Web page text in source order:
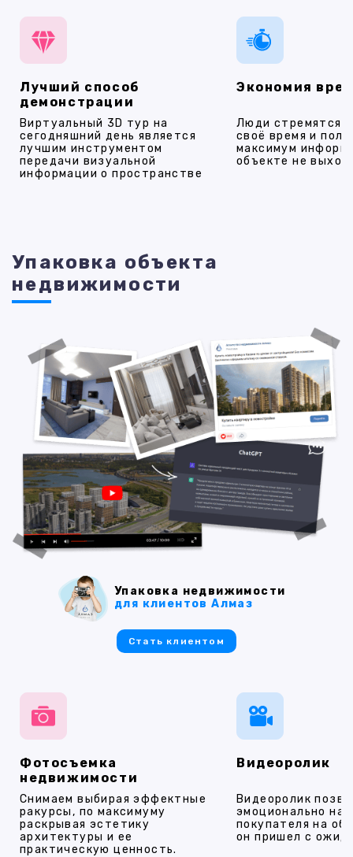
Лучший способ
демонстрации
Виртуальный 3D тур на
сегодняшний день является
лучшим инструментом
передачи визуальной
информации о пространстве
Экономия
Люди стремятся
своё время и
максимум
объекте не
Упаковка объекта
недвижимости
Фотосъемка
недвижимости
Снимаем выбирая эффектные
ракурсы, по максимуму
раскрывая эстетику
архитектуры и ее
практическую ценность.
Видеоролик
Видеоролик
эмоционально
покупателя на
он пришел с
Упаковка недвижимости
для клиентов Алмаз
Стать клиентом